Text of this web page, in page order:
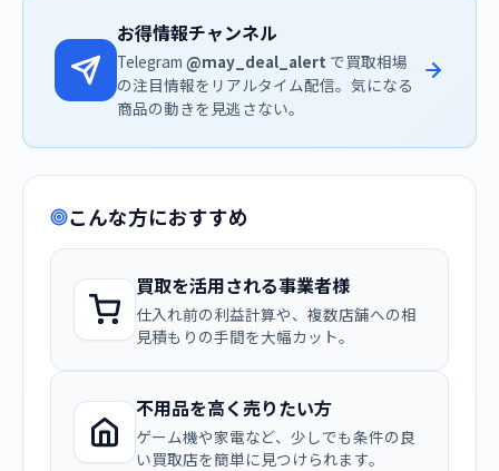
お得情報チャンネル
Telegram @may_deal_alert で買取相場
の注目情報をリアルタイム配信。気になる
商品の動きを見逃さない。
こんな方におすすめ
買取を活用される事業者様
仕入れ前の利益計算や、複数店舗への相
見積もりの手間を大幅カット。
不用品を高く売りたい方
ゲーム機や家電など、少しでも条件の良
い買取店を簡単に見つけられます。